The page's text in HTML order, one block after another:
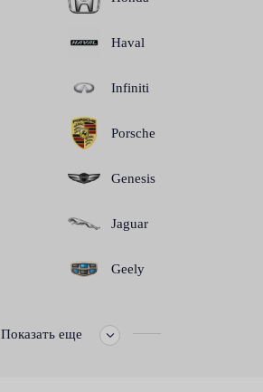
Haval
Infiniti
Porsche
Genesis
Jaguar
Geely
Показать еще